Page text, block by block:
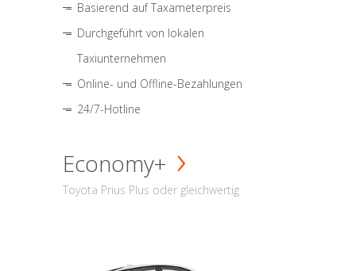
Basierend auf Taxameterpreis
Durchgeführt von lokalen
Taxiunternehmen
Online- und Offline-Bezahlungen
24/7-Hotline
Economy+
Toyota Prius Plus oder gleichwertig